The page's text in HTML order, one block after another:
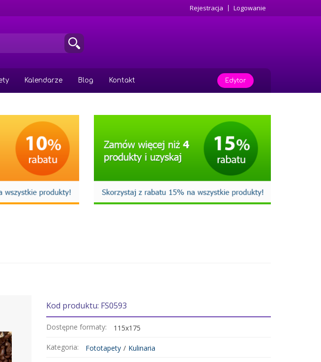
Rejestracja Logowanie
Kalendarze Blog Kontakt Edytor
Kod produktu: FS0593
Dostępne formaty: 115x175
Kategoria: Fototapety / Kulinaria